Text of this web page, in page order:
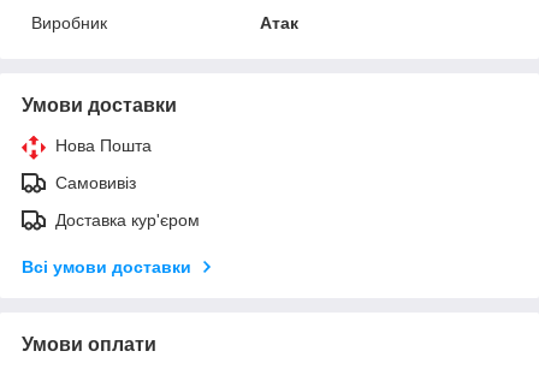
Виробник
Атак
Умови доставки
Нова Пошта
Самовивіз
Доставка кур'єром
Всі умови доставки
Умови оплати